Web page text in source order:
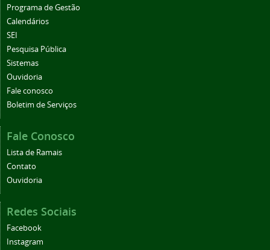
Programa de Gestão
Calendários
SEI
Pesquisa Pública
Sistemas
Ouvidoria
Fale conosco
Boletim de Serviços
Fale Conosco
Lista de Ramais
Contato
Ouvidoria
Redes Sociais
Facebook
Instagram